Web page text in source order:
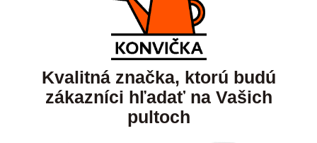
Kvalitná značka, ktorú budú
zákazníci hľadať na Vašich
pultoch